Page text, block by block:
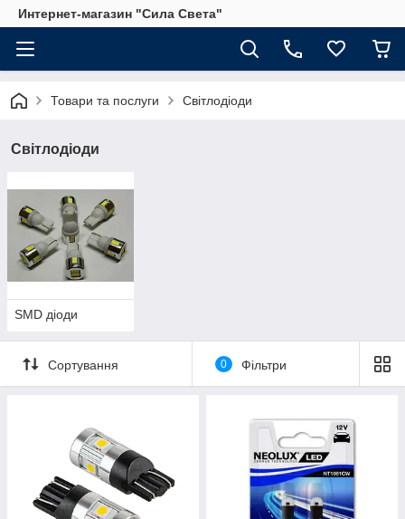
Интернет-магазин "Сила Света"
Товари та послуги Світлодіоди
Світлодіоди
SMD діоди
Сортування 0 Фільтри